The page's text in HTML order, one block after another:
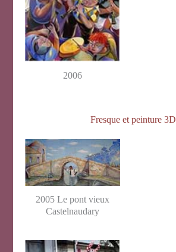
2006
Fresque et peinture 3D
2005 Le pont vieux
Castelnaudary